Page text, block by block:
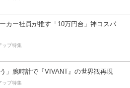
ーカー社員が推す「10万円台」神コスパ
ップ特集
う」腕時計で『VIVANT』の世界観再現
ップ特集